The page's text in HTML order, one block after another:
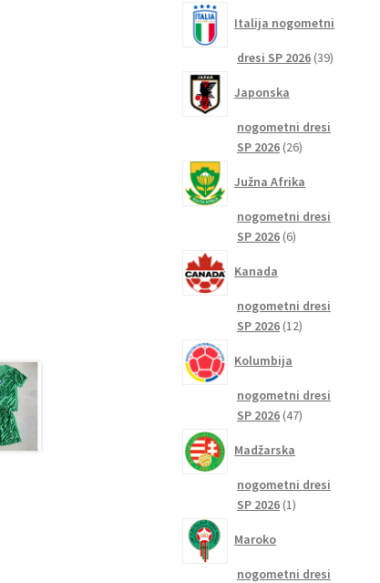
Italija nogometni
dresi SP 2026 3939
Japonska
nogometni dresi
SP 2026 2626
Južna Afrika
nogometni dresi
SP 2026 66
Kanada
nogometni dresi
SP 2026 1212
Kolumbija
nogometni dresi
SP 2026 4747
Madžarska
nogometni dresi
SP 2026 11
Maroko
nogometni dresi